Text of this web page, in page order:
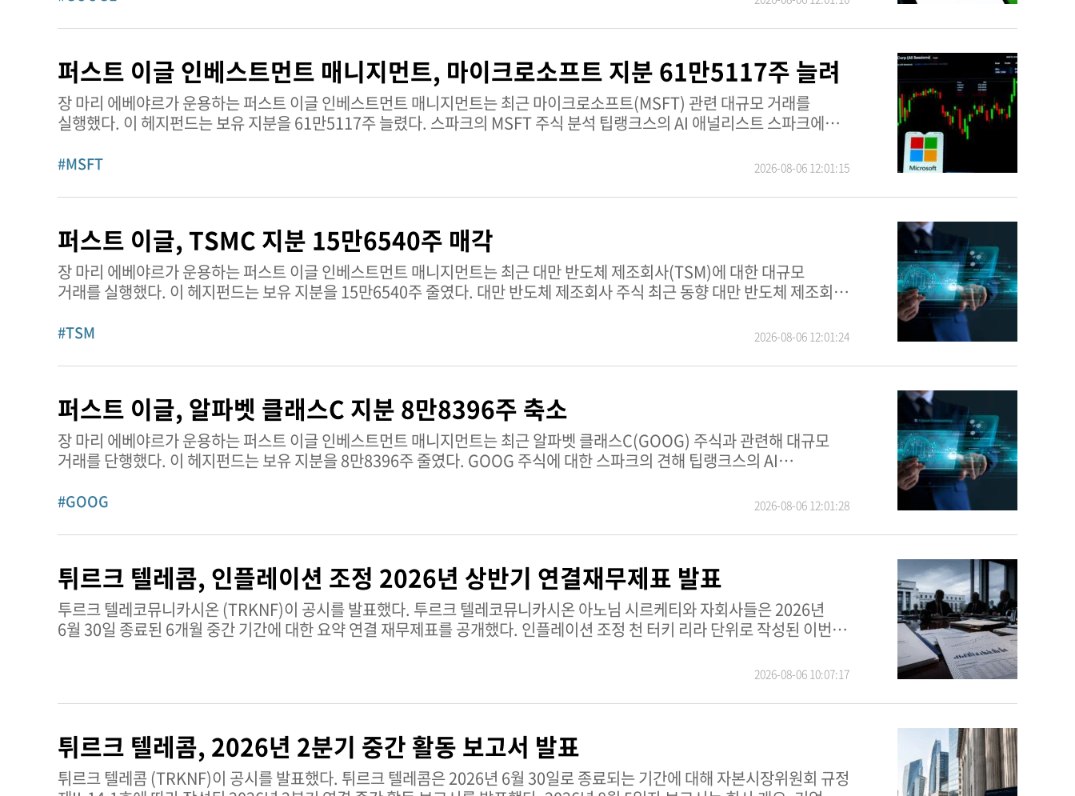
보고서를 보려면 여기를 클릭하세요. 알파벳 클래스A 추가 정보 연초 대비 주가 성과: 13.93% 평균 거래량: 32,529,669주
현재 시가총액: 4조3583억 달러
퍼스트 이글 인베스트먼트 매니지먼트, 마이크로소프트 지분 61만5117주 늘려
장 마리 에베야르가 운용하는 퍼스트 이글 인베스트먼트 매니지먼트는 최근 마이크로소프트(MSFT) 관련 대규모 거래를
실행했다. 이 헤지펀드는 보유 지분을 61만5117주 늘렸다. 스파크의 MSFT 주식 분석 팁랭크스의 AI 애널리스트 스파크에
높은 마진, 규모, 애저/AI 모멘텀과 RPO 강세에 힘입은 자신감 있는 2027회계연도 성장 가이던스)에 기반한다. 기술적 측면도
및 자본 지출 증가로 인한 단기 현금흐름/마진 압박, 그리고 개인용 컴퓨팅 부문의 지속적인 부진이다. 스파크의 MSFT 주식
전체 보고서를 보려면여기를 클릭하면 된다. 마이크로소프트 추가 정보 연초 대비 주가 성과: -3.48% 평균 거래량:
4025만6399주 현재 시가총액: 3조4508억달러
#MSFT 2026-08-06 12:01:15
퍼스트 이글, TSMC 지분 15만6540주 매각
장 마리 에베야르가 운용하는 퍼스트 이글 인베스트먼트 매니지먼트는 최근 대만 반도체 제조회사(TSM)에 대한 대규모
거래를 실행했다. 이 헤지펀드는 보유 지분을 15만6540주 줄였다. 대만 반도체 제조회사 주식 최근 동향 대만 반도체 제조회사
심리를 보여주며, 콜옵션이 풋옵션을 소폭 앞서고 있다. 블루 그로토 캐피털과 피셔 애셋 매니지먼트 같은 헤지펀드는 보유
2027년부터 칩 가격을 5~10% 인상하고 애리조나 생산능력 확대를 위해 미국에 1000억 달러를 투자할 계획이며, AI 주도
수요 메가 트렌드를 포착하기 위해 2026년 설비투자 가이던스를 600억~640억 달러로 상향 조정했다. 경영진은 첨단 N2
공정과 해외 생산 확대로 인한 단기 마진 압박을 경고했지만, 팁랭크스의 스파크는 이 주식을 아웃퍼폼으로 평가하며, 주가는
연초 대비 약 33.56% 상승했고 시가총액은 1조9500억 달러에 육박한다. TSM 주식에 대한 스파크의 견해 팁랭크스의 AI
애널리스트인 스파크에 따르면 TSM은 아웃퍼폼이다. 전체 점수는 주로 매우 강력한 재무 성과(높은 마진, 개선되는 성장세,
보수적인 레버리지)와 AI/HPC 수요 및 상향 조정된 연간 전망에 힘입은 긍정적인 실적 전망에 의해 주도된다. 주요 제약
요인은 약한 단기 기술적 모멘텀(주요 이동평균선 아래에서 마이너스 MACD), 낮은 배당수익률을 동반한 다소 부담스러운
밸류에이션, 그리고 N2 공정 및 해외 생산 확대로 인한 단기 마진 희석 가이던스다. TSM 주식에 대한 스파크의 전체 보고서를
보려면 여기를 클릭하세요. 대만 반도체 제조회사 추가 정보 연초 대비 주가 성과: 33.56% 평균 거래량: 1436만4291주 현재
#TSM 2026-08-06 12:01:24
퍼스트 이글, 알파벳 클래스C 지분 8만8396주 축소
장 마리 에베야르가 운용하는 퍼스트 이글 인베스트먼트 매니지먼트는 최근 알파벳 클래스C(GOOG) 주식과 관련해 대규모
거래를 단행했다. 이 헤지펀드는 보유 지분을 8만8396주 줄였다. GOOG 주식에 대한 스파크의 견해 팁랭크스의 AI
AI 및 클라우드 모멘텀에 힘입은 긍정적인 실적 전망 덕분에 높은 점수를 받았다. 여기에는 대규모로 증가하고 있는 클라우드
아래에서 거래되는 등 약세 기술적 신호가 점수를 제약하고 있다. GOOG 주식에 대한 스파크의 전체 보고서를 보려면여기를
4조3583억달러
#GOOG 2026-08-06 12:01:28
튀르크 텔레콤, 인플레이션 조정 2026년 상반기 연결재무제표 발표
투르크 텔레코뮤니카시온 (TRKNF)이 공시를 발표했다. 투르크 텔레코뮤니카시온 아노님 시르케티와 자회사들은 2026년
6월 30일 종료된 6개월 중간 기간에 대한 요약 연결 재무제표를 공개했다. 인플레이션 조정 천 터키 리라 단위로 작성된 이번
거래, 차입금, 파생금융상품 및 금융리스크 관리 정책을 상세히 담고 있다. 또한 약정사항, 우발부채, 세금자산 및 부채,
제공하지만, 이번 요약에서는 세부적인 실적 지표는 제공하지 않는다.투르크 텔레코뮤니카시온 개요투르크 텔레코뮤니카시온
아노님 시르케티는 유선, 모바일, 광대역 및 디지털 서비스를 제공하는 터키의 선도적인 통신 기업이다. 이 그룹은 여러
자회사를 통해 운영되며 터키 전역에서 통합 통신 솔루션을 제공하는 데 주력하고 있으며, 규제가 엄격하고 경쟁이 치열한
시장에서 소비자와 기업 고객 모두에게 서비스를 제공하고 있다.TRKNF 주식에 대한 상세한 분석은 팁랭크스 주식 분석
페이지에서 확인할 수 있다.
2026-08-06 10:07:17
튀르크 텔레콤, 2026년 2분기 중간 활동 보고서 발표
튀르크 텔레콤 (TRKNF)이 공시를 발표했다. 튀르크 텔레콤은 2026년 6월 30일로 종료되는 기간에 대해 자본시장위원회 규정